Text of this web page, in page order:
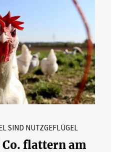
SIND NUTZGEFLÜGEL
flattern am